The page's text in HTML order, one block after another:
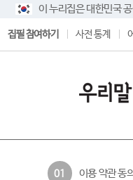
이 누리집은 대한민국
집필 참여하기 사전 통계
01 이용 약관 동의